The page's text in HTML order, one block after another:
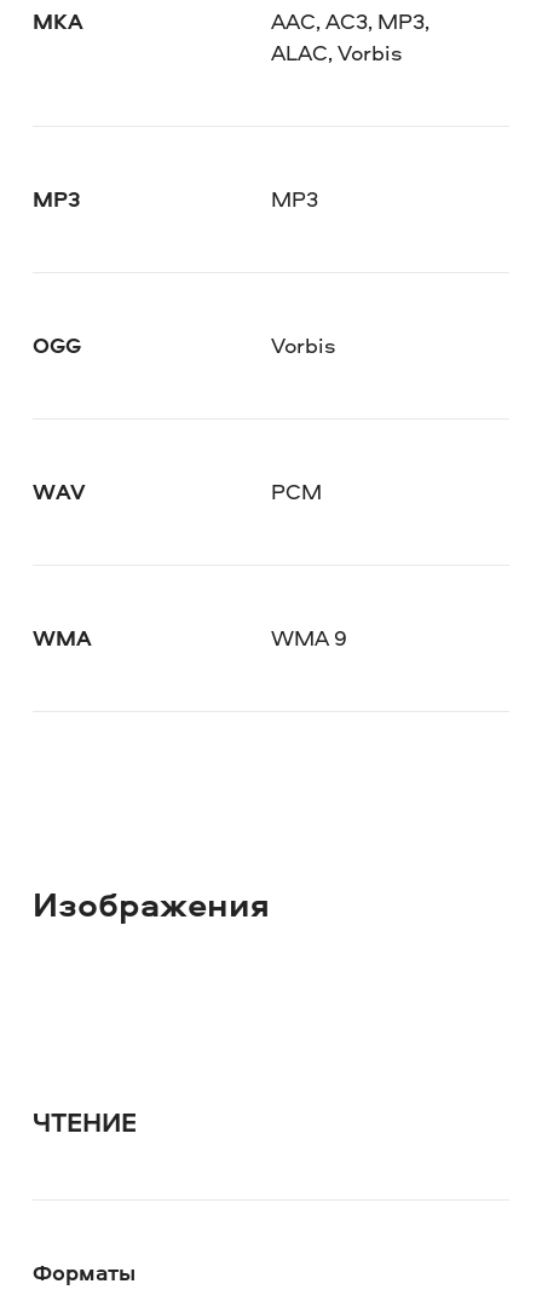
MKA
AAC, AC3, MP3,
ALAC, Vorbis
MP3 MP3
OGG Vorbis
WAV PCM
WMA WMA 9
Изображения
ЧТЕНИЕ
Форматы